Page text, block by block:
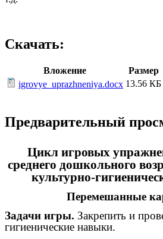
Скачать:
Вложение
Размер
igrovye_uprazhneniya.docx 13.56 КБ
Предварительный
Цикл игровых
среднего дошкольного
культурно-
Перемешанные
Задачи игры. Закрепить и
гигиенические навыки.